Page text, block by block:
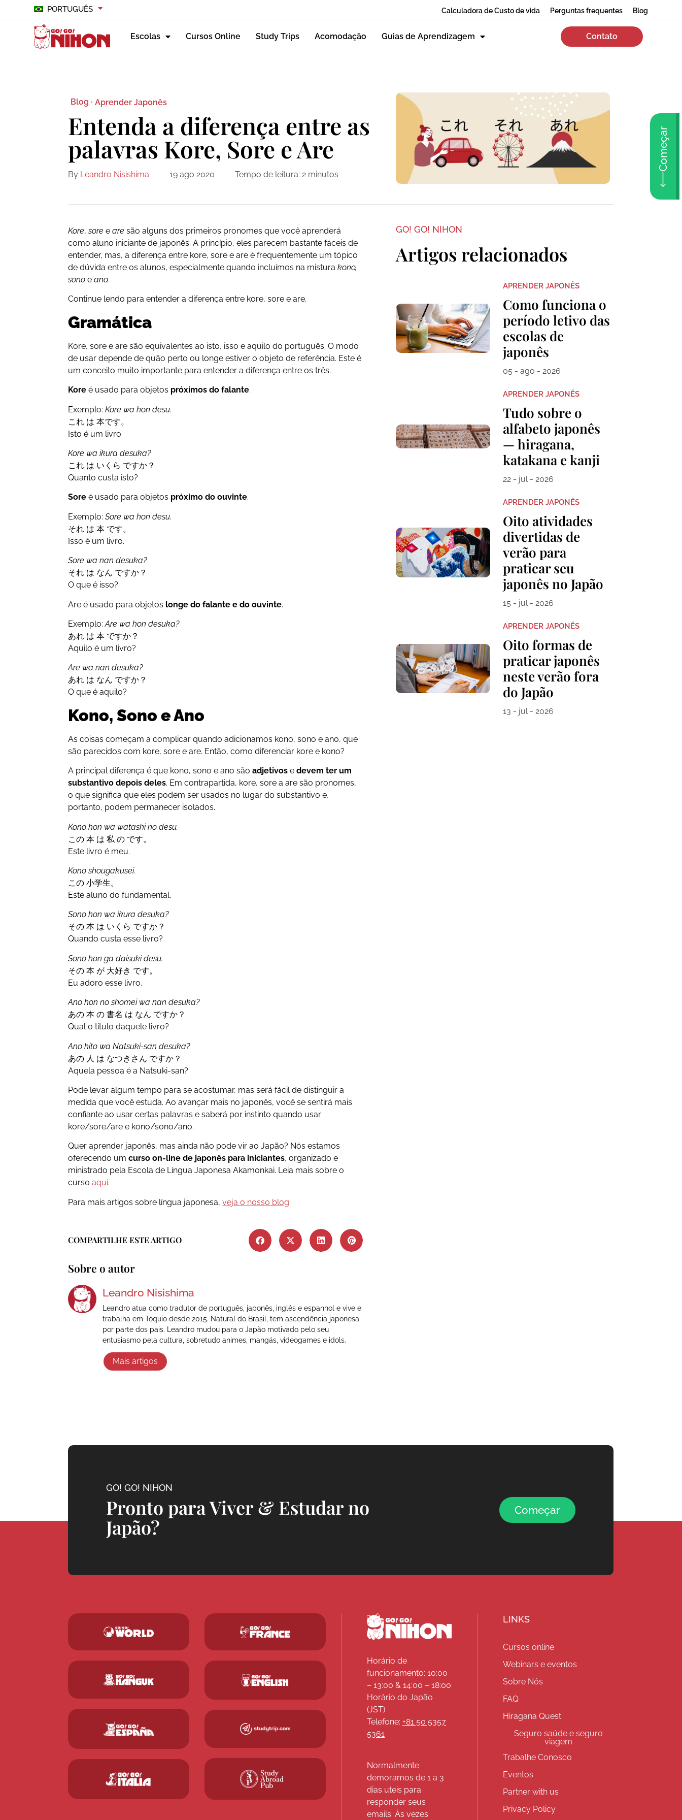
PORTUGUÊS Calculadora de Custo de vida Perguntas frequentes Blog
Escolas Cursos Online Study Trips Acomodação Guias de Aprendizagem Contato
Começar
Blog · Aprender Japonês
Entenda a diferença entre as
palavras Kore, Sore e Are
By Leandro Nisishima 19 ago 2020 Tempo de leitura: 2 minutos
Kore,soreeare são alguns dos primeiros pronomes que você aprenderá
como aluno iniciante de japonês. A princípio, eles parecem bastante fáceis de
entender, mas, a diferença entre kore, sore e are é frequentemente um tópico
de dúvida entre os alunos, especialmente quando incluímos na misturakono,
sono eano.
Continue lendo para entender a diferença entre kore, sore e are.
Gramática
Kore, sore e are são equivalentes ao isto, isso e aquilo do português. O modo
de usar depende de quão perto ou longe estiver o objeto de referência. Este é
um conceito muito importante para entender a diferença entre os três.
Kore é usado para objetos próximos do falante.
Exemplo:Kore wa hon desu.
これ は 本です。
Isto é um livro
Kore wa ikura desuka?
これ は いくら ですか？
Quanto custa isto?
Sore é usado para objetos próximo do ouvinte.
Exemplo:Sore wa hon desu.
それ は 本 です。
Isso é um livro.
Sore wa nan desuka?
それ は なん ですか？
O que é isso?
Are é usado para objetos longe do falante e do ouvinte.
Exemplo:Are wa hon desuka?
あれ は 本 ですか？
Aquilo é um livro?
Are wa nan desuka?
あれ は なん ですか？
O que é aquilo?
Kono, Sono e Ano
As coisas começam a complicar quando adicionamos kono, sono e ano, que
são parecidos com kore, sore e are. Então, como diferenciar kore e kono?
A principal diferença é que kono, sono e ano são adjetivos edevem ter um
substantivo depois deles. Em contrapartida, kore, sore a are são pronomes,
o que significa que eles podem ser usados no lugar do substantivo e,
portanto, podem permanecer isolados.
Kono hon wa watashi no desu.
この 本 は 私 の です。
Este livro é meu.
Kono shougakusei.
この 小学生。
Este aluno do fundamental.
Sono hon wa ikura desuka?
その 本 は いくら ですか？
Quando custa esse livro?
Sono hon ga daisuki desu.
その 本 が 大好き です。
Eu adoro esse livro.
Ano hon no shomei wa nan desuka?
あの 本 の 書名 は なん ですか？
Qual o título daquele livro?
Ano hito wa Natsuki-san desuka?
あの 人 は なつきさん ですか？
Aquela pessoa é a Natsuki-san?
Pode levar algum tempo para se acostumar, mas será fácil de distinguir a
medida que você estuda. Ao avançar mais no japonês, você se sentirá mais
confiante ao usar certas palavras e saberá por instinto quando usar
kore/sore/are e kono/sono/ano.
Quer aprender japonês, mas ainda não pode vir ao Japão? Nós estamos
oferecendo umcurso on-line de japonês para iniciantes, organizado e
ministrado pela Escola de Língua Japonesa Akamonkai. Leia mais sobre o
cursoaqui.
Para mais artigos sobre língua japonesa,veja o nosso blog.
COMPARTILHE ESTE ARTIGO
Sobre o autor
Leandro Nisishima
Leandro atua como tradutor de português, japonês, inglês e espanhol e vive e
trabalha em Tóquio desde 2015. Natural do Brasil, tem ascendência japonesa
por parte dos pais. Leandro mudou para o Japão motivado pelo seu
entusiasmo pela cultura, sobretudo animes, mangás, videogames e idols.
Mais artigos
GO! GO! NIHON
Artigos relacionados
APRENDER JAPONÊS
Como funciona o
período letivo das
escolas de
japonês
05 - ago - 2026
APRENDER JAPONÊS
Tudo sobre o
alfabeto japonês
— hiragana,
katakana e kanji
22 - jul - 2026
APRENDER JAPONÊS
Oito atividades
divertidas de
verão para
praticar seu
japonês no Japão
15 - jul - 2026
APRENDER JAPONÊS
Oito formas de
praticar japonês
neste verão fora
do Japão
13 - jul - 2026
GO! GO! NIHON
Pronto para Viver & Estudar no
Japão?
Começar
Horário de
funcionamento: 10:00
– 13:00 & 14:00 – 18:00
Horário do Japão
(JST)
Telefone: +81 50 5357
5361
Normalmente
demoramos de 1 a 3
dias uteis para
responder seus
emails. Às vezes
LINKS
Cursos online
Webinars e eventos
Sobre Nós
FAQ
Hiragana Quest
Seguro saúde e seguro
viagem
Trabalhe Conosco
Eventos
Partner with us
Privacy Policy